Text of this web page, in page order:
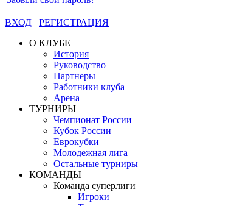
ВХОД
РЕГИСТРАЦИЯ
О КЛУБЕ
История
Руководство
Партнеры
Работники клуба
Арена
ТУРНИРЫ
Чемпионат России
Кубок России
Еврокубки
Молодежная лига
Остальные турниры
КОМАНДЫ
Команда суперлиги
Игроки